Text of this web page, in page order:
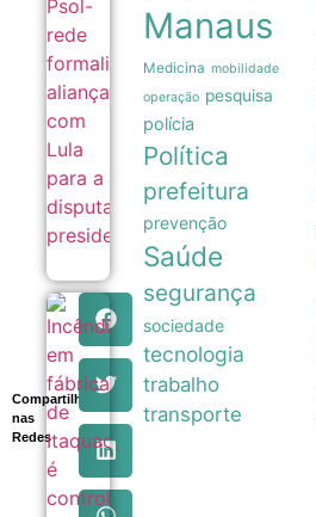
Compartilhe
nas
Redes
aliança com
Lula para a
disputa
06/08
fábrica de
Itaquaquecetuba
após 33 horas de
combate
06/08
Manaus
Medicina mobilidade
operação pesquisa
polícia
Política
prefeitura
prevenção
Saúde
segurança
sociedade
tecnologia
trabalho
transporte